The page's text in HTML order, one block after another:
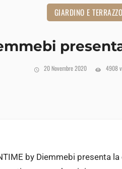
GIARDINO E TERRAZZO
20 Novembre 2020 4908
by Diemmebi presenta